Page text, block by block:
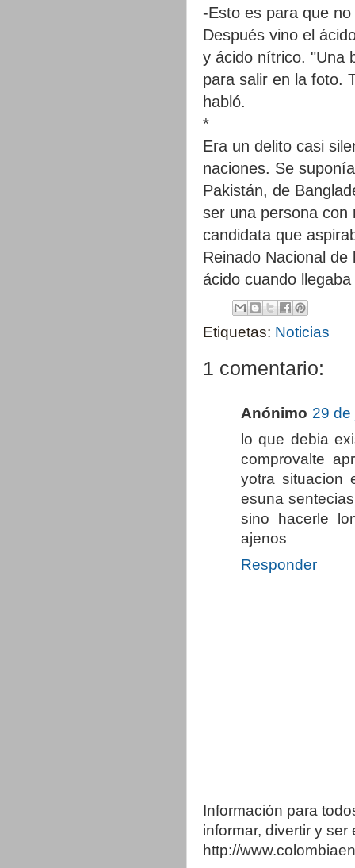
-Esto es para que
Después vino el
y ácido nítrico. "Una
para salir en la foto.
habló.
*
Era un delito casi
naciones. Se
Pakistán, de
ser una persona con
candidata que
Reinado Nacional
ácido cuando
Etiquetas: Noticias
1 comentario:
Anónimo 29 de
lo que debia
comprovalte
yotra situacion
esuna
sino hacerle
ajenos
Responder
Información para
informar, divertir y
http://